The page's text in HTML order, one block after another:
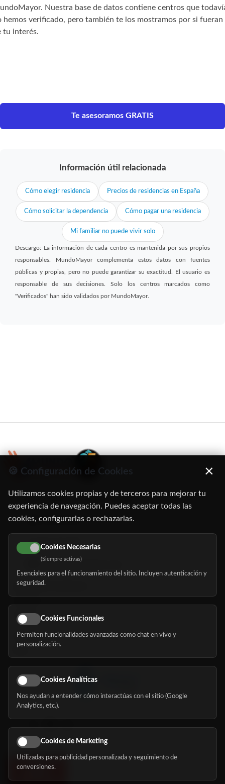
Nuestra base de datos contiene centros que
hemos verificado, pero también te los mostramos por si fueran
tu interés.
Te asesoramos GRATIS
Información útil relacionada
Cómo elegir residencia Precios de residencias en España
Cómo solicitar la dependencia Cómo pagar una residencia
Mi familiar no puede vivir solo
Descargo: La información de cada centro es mantenida por sus propios
responsables. MundoMayor complementa estos datos con fuentes
públicas y propias, pero no puede garantizar su exactitud. El usuario es
responsable de sus decisiones. Solo los centros marcados como
"Verificados" han sido validados por MundoMayor.
C/ Oruro, 11. 28016 Madrid
91 345 06 26
616 113 103
hola@mundomayor.com
Buscador de residencias
Eventos
Nosotros
Síguenos
🍪 Configuración de Cookies ×
Utilizamos cookies propias y de terceros para mejorar tu
experiencia de navegación. Puedes aceptar todas las
cookies, configurarlas o rechazarlas.
Cookies Necesarias
(Siempre activas)
Esenciales para el funcionamiento del sitio. Incluyen autenticación y
seguridad.
Cookies Funcionales
Permiten funcionalidades avanzadas como chat en vivo y
personalización.
Cookies Analíticas
Nos ayudan a entender cómo interactúas con el sitio (Google
Analytics, etc.).
Cookies de Marketing
Utilizadas para publicidad personalizada y seguimiento de
conversiones.